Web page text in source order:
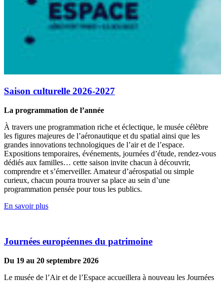
Saison culturelle 2026-2027
La programmation de l’année
À travers une programmation riche et éclectique, le musée célèbre
les figures majeures de l’aéronautique et du spatial ainsi que les
grandes innovations technologiques de l’air et de l’espace.
Expositions temporaires, événements, journées d’étude, rendez-vous
dédiés aux familles… cette saison invite chacun à découvrir,
comprendre et s’émerveiller. Amateur d’aérospatial ou simple
curieux, chacun pourra trouver sa place au sein d’une
programmation pensée pour tous les publics.
En savoir plus
Journées européennes du patrimoine
Du 19 au 20 septembre 2026
Le musée de l’Air et de l’Espace accueillera à nouveau les Journées